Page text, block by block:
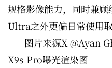
规格影像能力，同时兼
Ultra之外更偏日常使用取
图片来源X @Ayan
X9s Pro曝光渲染图